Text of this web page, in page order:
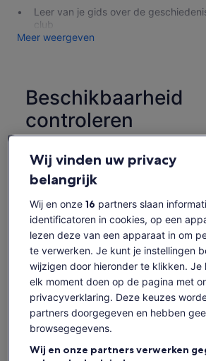
Leer van je gids over de
club
Meer weergeven
Beschikbaarheid
controleren
wijzigen
zo 9 aug.
Content op deze pagina is
door machinevertaling
Originele tekst bekijken
Feedback over deze vertalingen
Wat is wel en niet
inbegrepen
Gids
Wij vinden uw privacy
belangrijk
Wij en onze 16 partners slaan
identificatoren in cookies, op een
lezen deze van een apparaat in om
te verwerken. Je kunt je instellingen
wijzigen door hieronder te klikken. Je
elk moment doen op de pagina met
privacyverklaring. Deze keuzes
partners doorgegeven en hebben
browsegegevens.
Wij en onze partners verwerken